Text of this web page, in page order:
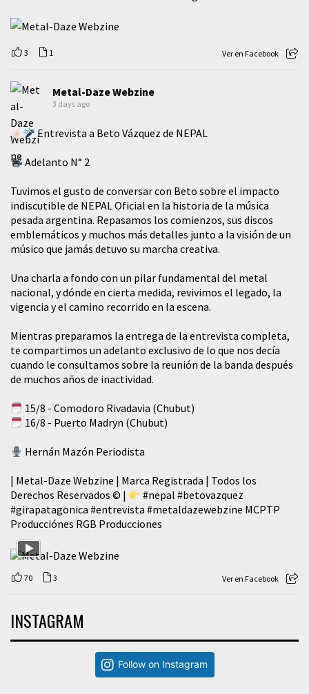
3 1 Ver en Facebook
Metal-Daze Webzine
3 days ago
Entrevista a Beto Vázquez de NEPAL
Adelanto N° 2
Tuvimos el gusto de conversar con Beto sobre el impacto
indiscutible de NEPAL Oficial en la historia de la música
pesada argentina. Repasamos los comienzos, sus discos
emblemáticos y muchos más detalles junto a la visión de un
músico que jamás detuvo su marcha creativa.
​Una charla a fondo con un pilar fundamental del metal
nacional, y dónde en cierta medida, revivimos el legado, la
vigencia y el camino recorrido en la escena.
Mientras preparamos la entrega de la entrevista completa,
te compartimos un adelanto exclusivo de lo que nos decía
cuando le consultamos sobre la reunión de la banda después
de muchos años de inactividad.
15/8 - Comodoro Rivadavia (Chubut)
16/8 - Puerto Madryn (Chubut)
Hernán Mazón Periodista
| Metal-Daze Webzine | Marca Registrada | Todos los
Derechos Reservados © |
#nepal #betovazquez
#girapatagonica #entrevista #metaldazewebzine MCPTP
Producciónes RGB Producciones
70 3 Ver en Facebook
INSTAGRAM
Follow on Instagram